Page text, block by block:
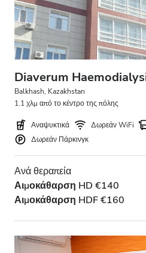
Diaverum
Balkhash, Kazakhstan
1.1 χλμ από το κέντρο της πόλης
Αναψυκτικά Δωρεάν WiFi
Δωρεάν Πάρκινγκ
Ανά θεραπεία
Αιμοκάθαρση HD €140
Αιμοκάθαρση HDF €160